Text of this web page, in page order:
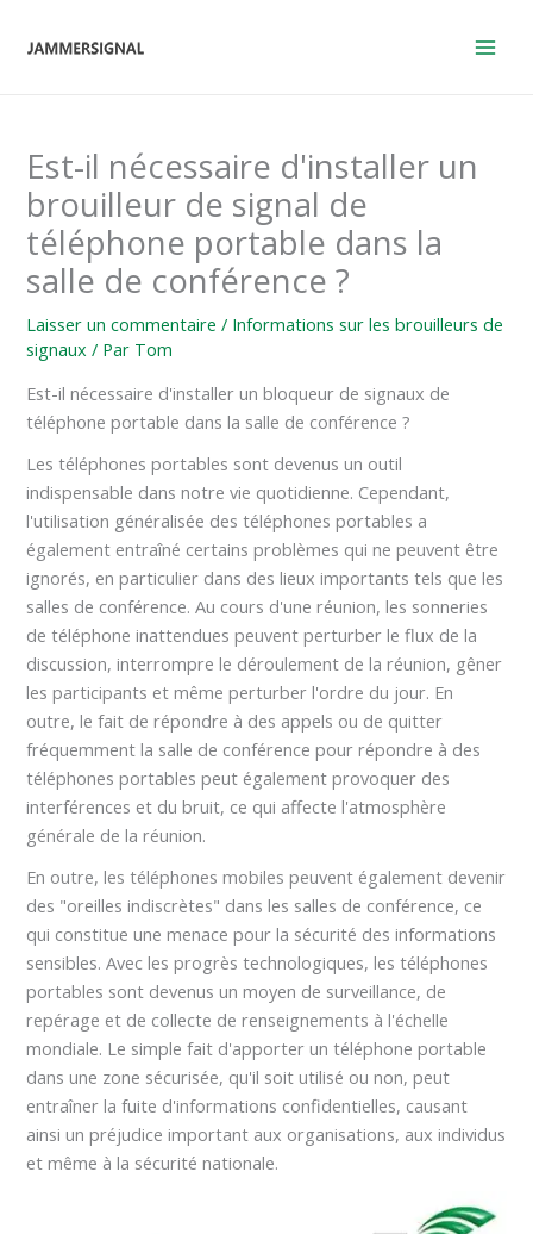
Est-il nécessaire d'installer un
brouilleur de signal de
téléphone portable dans la
salle de conférence ?
Laisser un commentaire / Informations sur les brouilleurs de
signaux / Par Tom
Est-il nécessaire d'installer un bloqueur de signaux de
téléphone portable dans la salle de conférence ?
Les téléphones portables sont devenus un outil
indispensable dans notre vie quotidienne. Cependant,
l'utilisation généralisée des téléphones portables a
également entraîné certains problèmes qui ne peuvent être
ignorés, en particulier dans des lieux importants tels que les
salles de conférence. Au cours d'une réunion, les sonneries
de téléphone inattendues peuvent perturber le flux de la
discussion, interrompre le déroulement de la réunion, gêner
les participants et même perturber l'ordre du jour. En
outre, le fait de répondre à des appels ou de quitter
fréquemment la salle de conférence pour répondre à des
téléphones portables peut également provoquer des
interférences et du bruit, ce qui affecte l'atmosphère
générale de la réunion.
En outre, les téléphones mobiles peuvent également devenir
des "oreilles indiscrètes" dans les salles de conférence, ce
qui constitue une menace pour la sécurité des informations
sensibles. Avec les progrès technologiques, les téléphones
portables sont devenus un moyen de surveillance, de
repérage et de collecte de renseignements à l'échelle
mondiale. Le simple fait d'apporter un téléphone portable
dans une zone sécurisée, qu'il soit utilisé ou non, peut
entraîner la fuite d'informations confidentielles, causant
ainsi un préjudice important aux organisations, aux individus
et même à la sécurité nationale.